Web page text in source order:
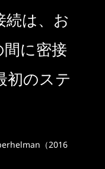
続は、お
に密接
初のステ
（2016